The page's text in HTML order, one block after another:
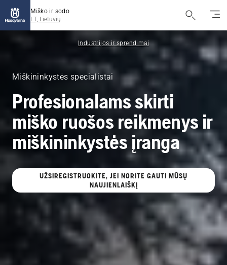
Miško ir sodo
LT, Lietuvių
Industrijos ir sprendimai
Miškininkystės specialistai
Profesionalams skirti
miško ruošos reikmenys ir
miškininkystės įranga
UŽSIREGISTRUOKITE, JEI NORITE GAUTI MŪSŲ
NAUJIENLAIŠKĮ